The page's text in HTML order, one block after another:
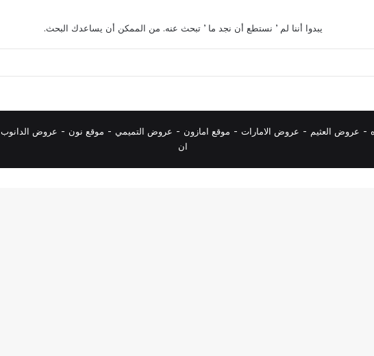
يبدوا أننا لم ’ نستطع أن نجد ما ’ تبحث عنه. من الممكن أن يساعدك البحث.
- عروض العثيم - عروض الامارات - موقع امازون - عروض التميمي - موقع نون - عروض الدانوب
ان